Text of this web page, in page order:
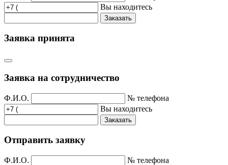
Вы находитесь
Заказать
Заявка принята
Заявка на сотрудничество
Ф.И.О.
№ телефона
Вы находитесь
Заказать
Отправить заявку
Ф.И.О.
№ телефона